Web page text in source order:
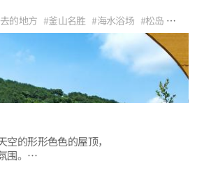
浴场是韩国1号海水浴场，
史的海水浴场。
代迎来了鼎盛期，
无人问津的冷清海水浴场。之后，
松岛海水浴场被损毁感到惋惜的人们聚集
使松岛海水浴场变得比以前更加美丽。
的水质、云端散步路和海上缆车，
多万游客的旅游胜地。
的地方 #釜山名胜 #海水浴场 #松岛
上缆车 #松岛天空步道 #夏季
#避暑之旅
#海洋之旅 #釜山约会路线 #观景点
的形形色色的屋顶，
。